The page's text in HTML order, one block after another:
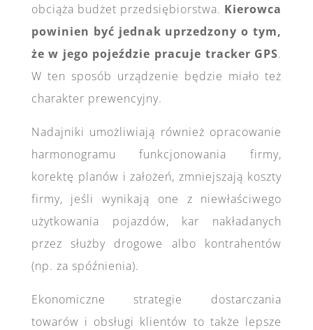
obciąża budżet przedsiębiorstwa. Kierowca
powinien być jednak uprzedzony o tym,
że w jego pojeździe pracuje tracker GPS.
W ten sposób urządzenie będzie miało też
charakter prewencyjny.
Nadajniki umożliwiają również opracowanie
harmonogramu funkcjonowania firmy,
korektę planów i założeń, zmniejszają koszty
firmy, jeśli wynikają one z niewłaściwego
użytkowania pojazdów, kar nakładanych
przez służby drogowe albo kontrahentów
(np. za spóźnienia).
Ekonomiczne strategie dostarczania
towarów i obsługi klientów to także lepsze